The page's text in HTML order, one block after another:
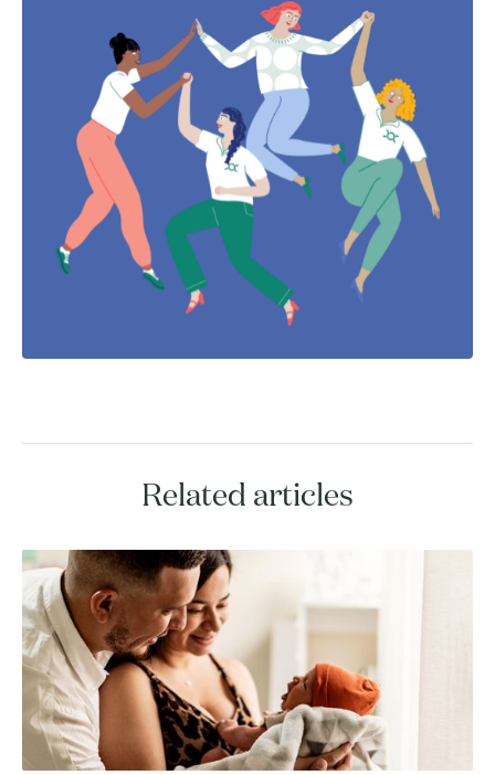
Related articles